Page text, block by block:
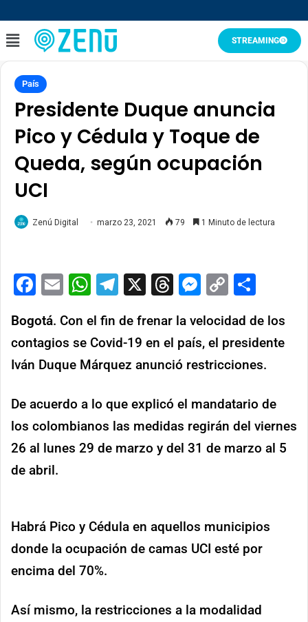
STREAMING
País
Presidente Duque anuncia
Pico y Cédula y Toque de
Queda, según ocupación
UCI
Zenú Digital marzo 23, 2021 79 1 Minuto de lectura
Facebook
EmailWhatsApp
Telegram
X ThreadsCopy
Bogotá. Con el fin de frenar la velocidad de los
contagios se Covid-19 en el país, el presidente
Iván Duque Márquez anunció restricciones.
De acuerdo a lo que explicó el mandatario de
los colombianos las medidas regirán del viernes
26 al lunes 29 de marzo y del 31 de marzo al 5
de abril.
Habrá Pico y Cédula en aquellos municipios
donde la ocupación de camas UCI esté por
encima del 70%.
Así mismo, la restricciones a la modalidad